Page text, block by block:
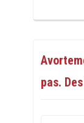
pas.